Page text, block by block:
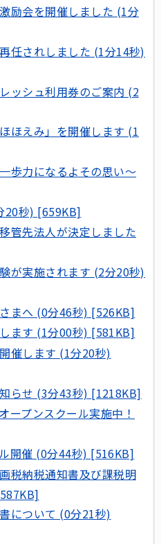
励会を開催しました (1分
任されしました (1分14秒)
ッシュ利用券のご案内 (2
ほえみ」を開催します (1
歩力になるよその思い～
20秒) [659KB]
管先法人が決定しました
が実施されます (2分20秒)
まへ (0分46秒) [526KB]
ます (1分00秒) [581KB]
催します (1分20秒)
らせ (3分43秒) [1218KB]
ープンスクール実施中！
開催 (0分44秒) [516KB]
税納税通知書及び課税明
について (0分21秒)